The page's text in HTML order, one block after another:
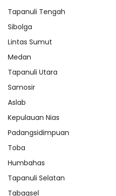
Tapanuli Tengah
Sibolga
Lintas Sumut
Medan
Tapanuli Utara
Samosir
Aslab
Kepulauan Nias
Padangsidimpuan
Toba
Humbahas
Tapanuli Selatan
Tabagsel